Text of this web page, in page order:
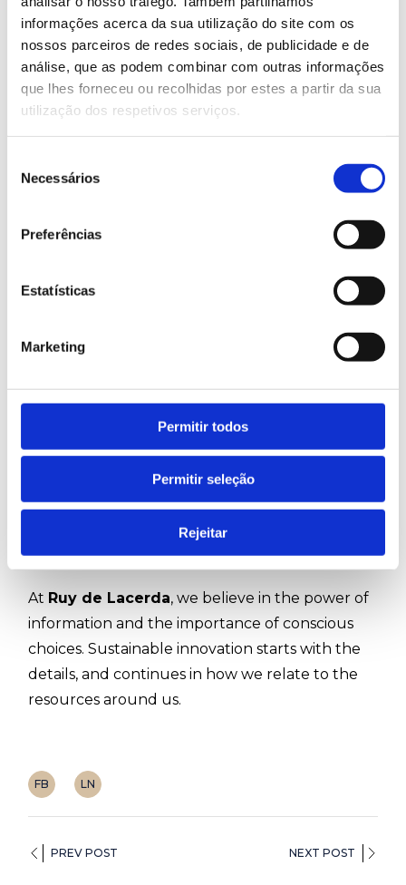
informações acerca da sua utilização do site com os
nossos parceiros de redes sociais, de publicidade e de
análise, que as podem combinar com outras informações
que lhes forneceu ou recolhidas por estes a partir da sua
utilização dos respetivos serviços.
Necessários
Preferências
Estatísticas
Marketing
Permitir todos
Permitir seleção
Rejeitar
This process uses less water and energy than
traditional cotton production and significantly
reduces landfill waste.
A simple chair made from recycled plastic may
150 to 300 bottles.
industrial plastics is used to ensure greater
strength, durability, and functionality in the final
Why do these numbers matter?
Because they make sustainability more
tangible.
Every plastic bottle we recycle has the
potential to become something useful, in what
we wear, in what we use, in what we choose.
At Ruy de Lacerda, we believe in the power of
information and the importance of conscious
choices. Sustainable innovation starts with the
details, and continues in how we relate to the
resources around us.
FB LN
PREV POST NEXT POST